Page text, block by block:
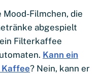
Filmchen, die
abgespielt
Filterkaffee
Kann ein
? Nein, kann er